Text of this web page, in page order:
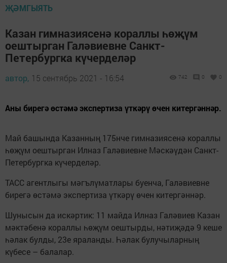
ҖӘМГЫЯТЬ
Казан гимназиясенә кораллы һөҗүм
оештырган Галәвиевне Санкт-
Петербургка күчерделәр
автор, 15 сентябрь 2021 - 16:54 742 0 0
Аны бирегә өстәмә экспертиза үткәрү өчен китергәннәр.
Май башында Казанның 175нче гимназиясенә кораллы
һөҗүм оештырган Илназ Галәвиевне Мәскәүдән Санкт-
Петербургка күчерделәр.
ТАСС агентлыгы мәгълүматлары буенча, Галәвиевне
бирегә өстәмә экспертиза үткәрү өчен китергәннәр.
Шунысын да искәртик: 11 майда Илназ Галәвиев Казан
мәктәбенә кораллы һөҗүм оештырды, нәтиҗәдә 9 кеше
һәлак булды, 23е яраланды. Һәлак булучыларның
күбесе – балалар.